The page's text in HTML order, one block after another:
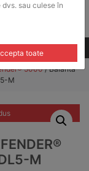
5000/ Balanta
M
M
sau culese în
toate